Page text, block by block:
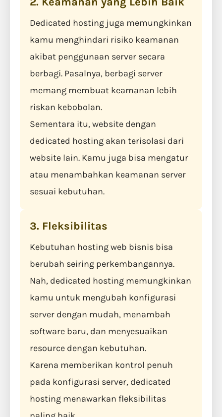
Dedicated hosting juga memungkinkan
kamu menghindari risiko keamanan
akibat penggunaan server secara
berbagi. Pasalnya, berbagi server
memang membuat keamanan lebih
riskan kebobolan.
Sementara itu, website dengan
dedicated hosting akan terisolasi dari
website lain. Kamu juga bisa mengatur
atau menambahkan keamanan server
sesuai kebutuhan.
3. Fleksibilitas
Kebutuhan hosting web bisnis bisa
berubah seiring perkembangannya.
Nah, dedicated hosting memungkinkan
kamu untuk mengubah konfigurasi
server dengan mudah, menambah
software baru, dan menyesuaikan
resource dengan kebutuhan.
Karena memberikan kontrol penuh
pada konfigurasi server, dedicated
hosting menawarkan fleksibilitas